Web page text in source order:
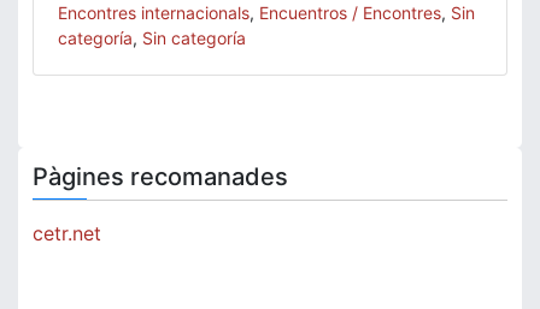
Encontres internacionals, Encuentros / Encontres, Sin
categoría, Sin categoría
Pàgines recomanades
cetr.net